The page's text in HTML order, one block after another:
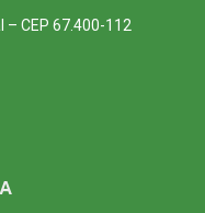
– CEP 67.400-112